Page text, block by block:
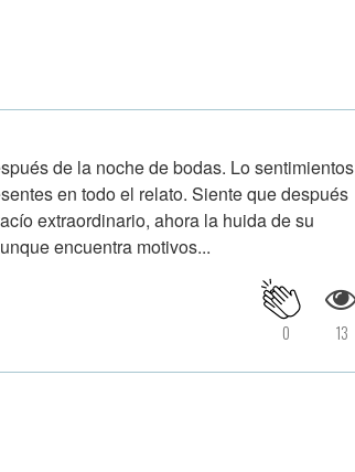
de la noche de bodas. Lo sentimientos
en todo el relato. Siente que después
extraordinario, ahora la huida de su
encuentra motivos...
13
0